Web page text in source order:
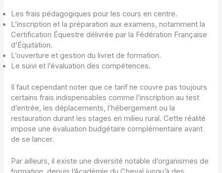
Les frais pédagogiques pour les cours en centre.
L’inscription et la préparation aux examens, notamment la
Certification Équestre délivrée par la Fédération Française
d’Équitation.
L’ouverture et gestion du livret de formation.
Le suivi et l’évaluation des compétences.
Il faut cependant noter que ce tarif ne couvre pas toujours
certains frais indispensables comme l’inscription au test
d’entrée, les déplacements, l’hébergement ou la
restauration durant les stages en milieu rural. Cette réalité
impose une évaluation budgétaire complémentaire avant
de se lancer.
Par ailleurs, il existe une diversité notable d’organismes de